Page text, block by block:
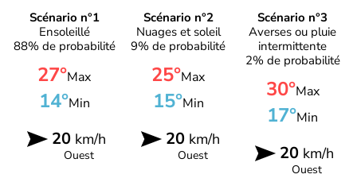
Scénario n°1
Ensoleillé
88% de probabilité
27°Max
14°Min
20km/h
Ouest
Scénario n°2
Nuages et soleil
9% de probabilité
25°Max
15°Min
20km/h
Ouest
Scénario n°3
Averses ou pluie
intermittente
2% de probabilité
30°Max
17°Min
20 km/h
Ouest